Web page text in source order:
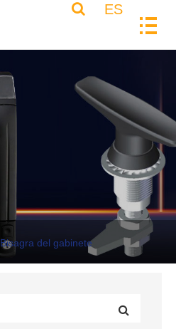
ES
Bisagra del gabinete